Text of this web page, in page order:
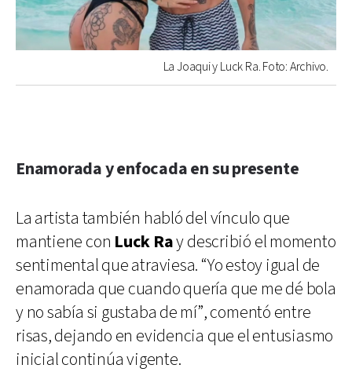
La Joaqui y Luck Ra. Foto: Archivo.
Enamorada y enfocada en su presente
La artista también habló del vínculo que
mantiene con Luck Ray describió el momento
sentimental que atraviesa. “Yo estoy igual de
enamorada que cuando quería que me dé bola
y no sabía si gustaba de mí”, comentó entre
risas, dejando en evidencia que el entusiasmo
inicial continúa vigente.